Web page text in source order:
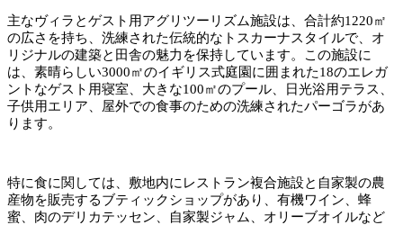
主なヴィラとゲスト用アグリツーリズム施設は、合計約1220㎡
の広さを持ち、洗練された伝統的なトスカーナスタイルで、オ
リジナルの建築と田舎の魅力を保持しています。この施設に
は、素晴らしい3000㎡のイギリス式庭園に囲まれた18のエレガ
ントなゲスト用寝室、大きな100㎡のプール、日光浴用テラス、
子供用エリア、屋外での食事のための洗練されたパーゴラがあ
ります。
特に食に関しては、敷地内にレストラン複合施設と自家製の農
産物を販売するブティックショップがあり、有機ワイン、蜂
蜜、肉のデリカテッセン、自家製ジャム、オリーブオイルなど